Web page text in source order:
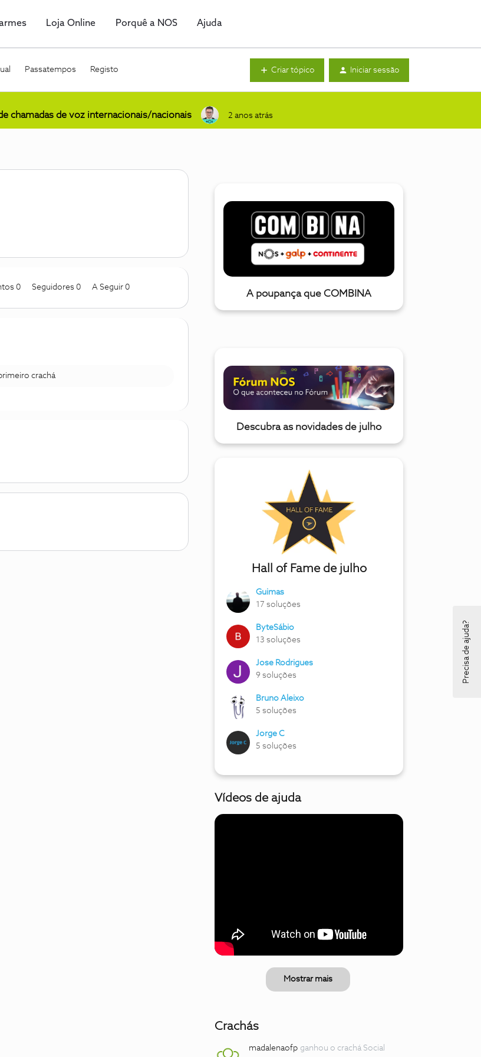
Loja Online Porquê a NOS Ajuda
Passatempos Registo Criar tópico Iniciar sessão
chamadas de voz internacionais/nacionais 2 anos atrás
0 Seguidores 0 A Seguir 0
crachá
A poupança que COMBINA
Descubra as novidades de julho
Hall of Fame de julho
Guimas
17 soluções
ByteSábio
13 soluções
Jose Rodrigues
9 soluções
Bruno Aleixo
5 soluções
Jorge C
5 soluções
Vídeos de ajuda
Mostrar mais
Crachás
madalenaofp ganhou o crachá Social
Precisa de ajuda?